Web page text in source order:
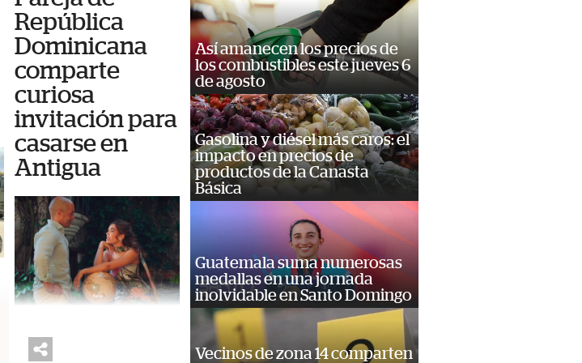
República
Dominicana
comparte
curiosa
invitación para
casarse en
Antigua
Una pareja de República
Así amanecen los precios de
los combustibles este jueves 6
de agosto
Gasolina y diésel más caros: el
impacto en precios de
productos de la Canasta
Básica
Guatemala suma numerosas
medallas en una jornada
inolvidable en Santo Domingo
Vecinos de zona 14 comparten